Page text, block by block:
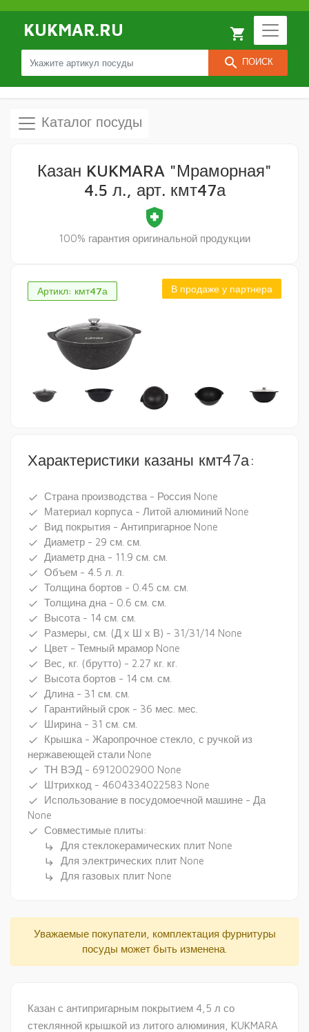
KUKMAR.RU
search ПОИСК
local_grocery_store
Каталог посуды
Артикл: кмт47а В продаже у партнера
Казан KUKMARA "Мраморная"
4.5 л., арт. кмт47а
health_and_safety
100% гарантия оригинальной продукции
Характеристики казаны кмт47а:
done Страна производства - Россия None
done Материал корпуса - Литой алюминий None
done Вид покрытия - Антипригарное None
done Диаметр - 29 см. см.
done Диаметр дна - 11.9 см. см.
done Объем - 4.5 л. л.
done Толщина бортов - 0.45 см. см.
done Толщина дна - 0.6 см. см.
done Высота - 14 см. см.
done Размеры, см. (Д х Ш х В) - 31/31/14 None
done Цвет - Темный мрамор None
done Вес, кг. (брутто) - 2.27 кг. кг.
done Высота бортов - 14 см. см.
done Длина - 31 см. см.
done Гарантийный срок - 36 мес. мес.
done Ширина - 31 см. см.
done
Крышка - Жаропрочное стекло, с ручкой из
нержавеющей стали None
done ТН ВЭД - 6912002900 None
done Штрихкод - 4604334022583 None
done
Использование в посудомоечной машине - Да
None
done Совместимые плиты:
subdirectory_arrow_right Для стеклокерамических плит None
subdirectory_arrow_right Для электрических плит None
subdirectory_arrow_right Для газовых плит None
Уважаемые покупатели, комплектация фурнитуры
посуды может быть изменена.
Казан с антипригарным покрытием 4,5 л со
стеклянной крышкой из литого алюминия, KUKMARA